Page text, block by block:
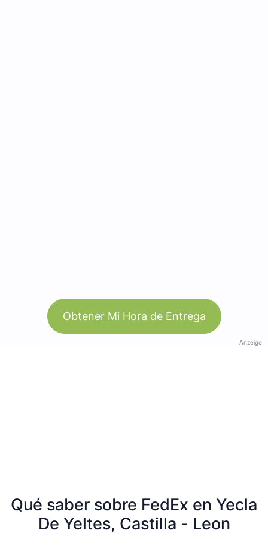
Obtener Mi Hora de Entrega
Anzeige
Qué saber sobre FedEx en Yecla
De Yeltes, Castilla - Leon